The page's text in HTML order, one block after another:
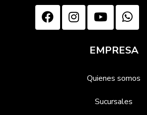
EMPRESA
Quienes somos
Sucursales